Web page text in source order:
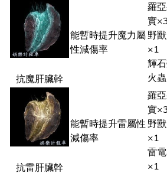
抗魔肝臟幹
能暫時提升魔力屬
性減傷率
羅
實×3
野
×1
輝
火
抗雷肝臟幹
能暫時提升雷屬性
減傷率
羅
實×3
野
×1
雷
×1